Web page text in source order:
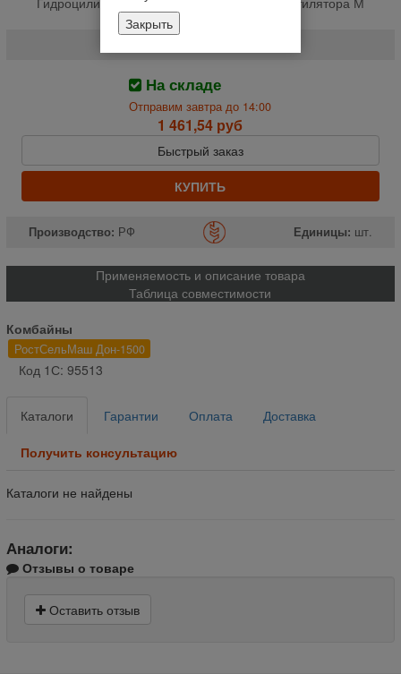
14х1.5 % (шт.)
На складе
Отправим завтра до 14:00
1 461,54 руб
Быстрый заказ
КУПИТЬ
Производство: РФ Единицы: шт.
Применяемость и описание товара
Таблица совместимости
Комбайны
РостСельМаш Дон-1500
Код 1С: 95513
Каталоги Гарантии Оплата Доставка
Получить консультацию
Каталоги не найдены
Аналоги:
Отзывы о товаре
Оставить отзыв
Закрыть